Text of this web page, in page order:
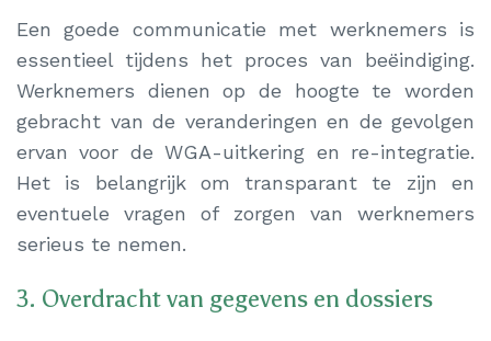
Een goede communicatie met werknemers is
essentieel tijdens het proces van beëindiging.
Werknemers dienen op de hoogte te worden
gebracht van de veranderingen en de gevolgen
ervan voor de WGA-uitkering en re-integratie.
Het is belangrijk om transparant te zijn en
eventuele vragen of zorgen van werknemers
serieus te nemen.
3. Overdracht van gegevens en dossiers